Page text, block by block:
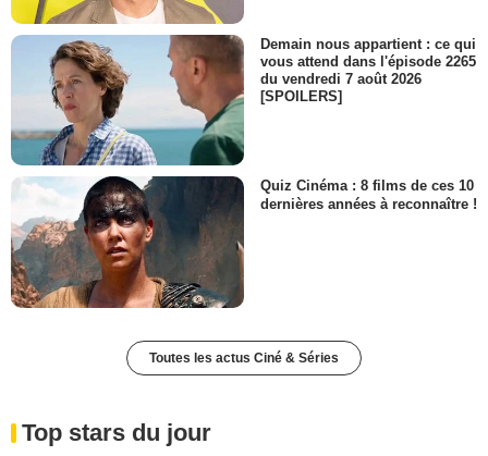
Demain nous appartient : ce qui
vous attend dans l'épisode 2265
du vendredi 7 août 2026
[SPOILERS]
Quiz Cinéma : 8 films de ces 10
dernières années à reconnaître !
Toutes les actus Ciné & Séries
Top stars du jour